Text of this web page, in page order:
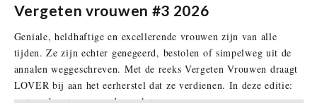
Vergeten vrouwen #3 2026
Geniale, heldhaftige en excellerende vrouwen zijn van alle
tijden. Ze zijn echter genegeerd, bestolen of simpelweg uit de
annalen weggeschreven. Met de reeks Vergeten Vrouwen draagt
LOVER bij aan het eerherstel dat ze verdienen. In deze editie: